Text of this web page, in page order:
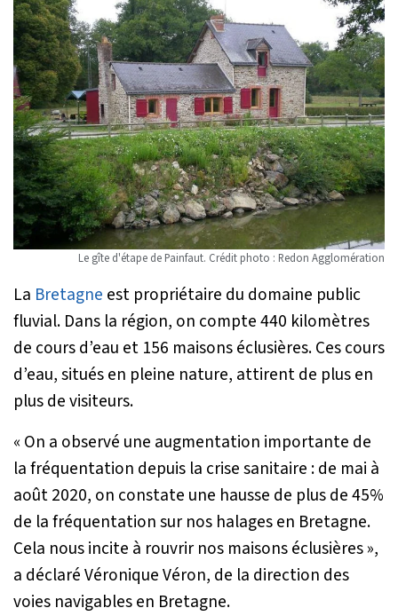
Le gîte d'étape de Painfaut. Crédit photo : Redon Agglomération
La Bretagne est propriétaire du domaine public
fluvial. Dans la région, on compte 440 kilomètres
de cours d’eau et 156 maisons éclusières. Ces cours
d’eau, situés en pleine nature, attirent de plus en
plus de visiteurs.
« On a observé une augmentation importante de
la fréquentation depuis la crise sanitaire : de mai à
août 2020, on constate une hausse de plus de 45%
de la fréquentation sur nos halages en Bretagne.
Cela nous incite à rouvrir nos maisons éclusières »,
a déclaré Véronique Véron, de la direction des
voies navigables en Bretagne.